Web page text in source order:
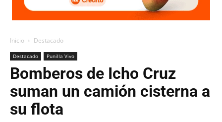
Inicio Destacado
Destacado Punilla Vivo
Bomberos de Icho Cruz
suman un camión cisterna a
su flota